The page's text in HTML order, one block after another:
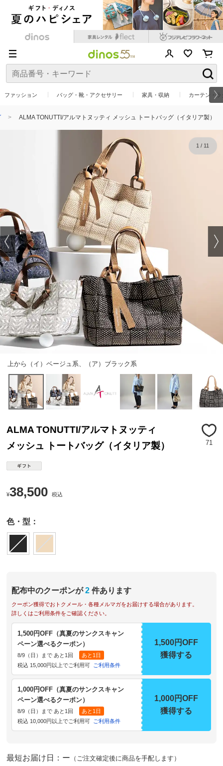
ファッション バッグ・靴・アクセサリー 家具・収納 カーテン・
ALMA TONUTTI/アルマトヌッティ メッシュ トートバッグ（イタリア製）
上から（イ）ベージュ系、（ア）ブラック系
1 / 11
ALMA TONUTTI/アルマトヌッティ
メッシュ トートバッグ（イタリア製）
71
¥38,500 税込
色・型：
配布中のクーポンが 2 件あります
クーポン獲得でおトクメール・各種メルマガをお届けする場合があります。
詳しくはご利用条件をご確認ください。
1,500円OFF（真夏のサンクスキャン
ペーン選べるクーポン）
8/9（日）まで あと1回
あと1日
税込 15,000円以上でご利用可
ご利用条件
1,500円OFF
獲得する
1,000円OFF（真夏のサンクスキャン
ペーン選べるクーポン）
8/9（日）まで あと1回
あと1日
税込 10,000円以上でご利用可
ご利用条件
1,000円OFF
獲得する
最短お届け日：ー （ご注文確定後に商品を手配します）